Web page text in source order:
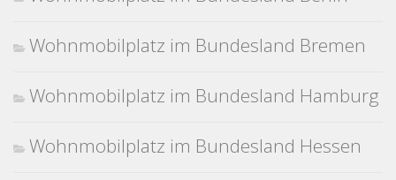
Wohnmobilplatz im Bundesland Bremen
Wohnmobilplatz im Bundesland Hamburg
Wohnmobilplatz im Bundesland Hessen